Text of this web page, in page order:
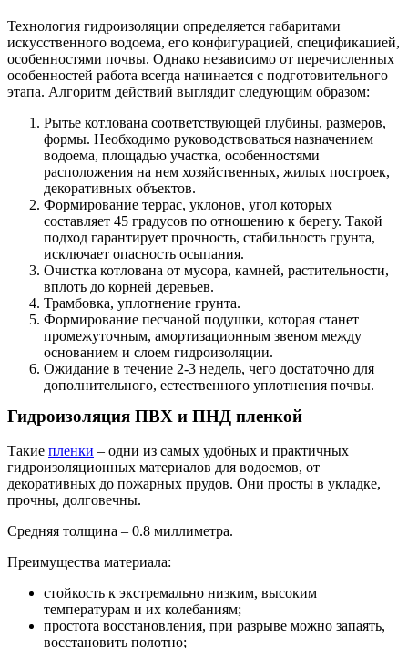
Технология гидроизоляции определяется габаритами
искусственного водоема, его конфигурацией, спецификацией,
особенностями почвы. Однако независимо от перечисленных
особенностей работа всегда начинается с подготовительного
этапа. Алгоритм действий выглядит следующим образом:
Рытье котлована соответствующей глубины, размеров,
формы. Необходимо руководствоваться назначением
водоема, площадью участка, особенностями
расположения на нем хозяйственных, жилых построек,
декоративных объектов.
Формирование террас, уклонов, угол которых
составляет 45 градусов по отношению к берегу. Такой
подход гарантирует прочность, стабильность грунта,
исключает опасность осыпания.
Очистка котлована от мусора, камней, растительности,
вплоть до корней деревьев.
Трамбовка, уплотнение грунта.
Формирование песчаной подушки, которая станет
промежуточным, амортизационным звеном между
основанием и слоем гидроизоляции.
Ожидание в течение 2-3 недель, чего достаточно для
дополнительного, естественного уплотнения почвы.
Гидроизоляция ПВХ и ПНД пленкой
Такие пленки – одни из самых удобных и практичных
гидроизоляционных материалов для водоемов, от
декоративных до пожарных прудов. Они просты в укладке,
прочны, долговечны.
Средняя толщина – 0.8 миллиметра.
Преимущества материала:
стойкость к экстремально низким, высоким
температурам и их колебаниям;
простота восстановления, при разрыве можно запаять,
восстановить полотно;